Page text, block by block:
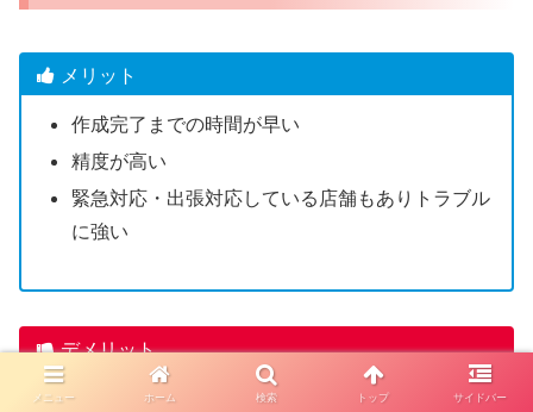
メリット
作成完了までの時間が早い
精度が高い
緊急対応・出張対応している店舗もありトラブル
に強い
デメリット
一部のディンプルキーは店舗で合鍵作成できない
メニュー ホーム 検索 トップ サイドバー